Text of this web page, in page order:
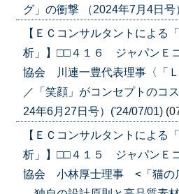
グ」の衝撃 （2024年7月4日号
【ＥＣコンサルタントによる
析」】□□４１６ ジャパンＥ
協会 川連一豊代表理事〈「Ｌ
／「笑顔」がコンセプトのコ
24年6月27日号）('24/07/01)
【ＥＣコンサルタントによる
析」】□□４１５ ジャパンＥ
協会 小林厚士理事 <「猫の